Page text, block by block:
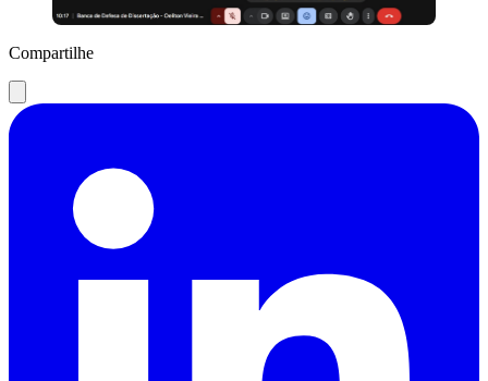
Compartilhe